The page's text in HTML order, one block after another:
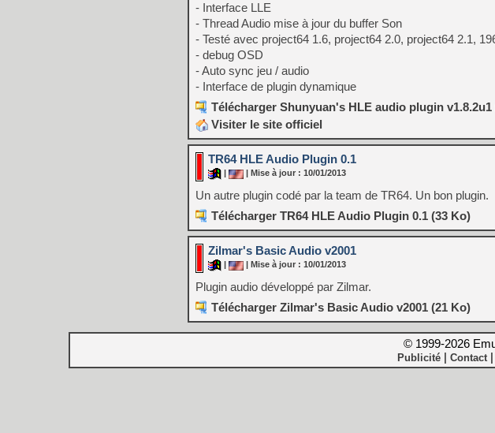
- Interface LLE
- Thread Audio mise à jour du buffer Son
- Testé avec project64 1.6, project64 2.0, project64 2.1,
- debug OSD
- Auto sync jeu / audio
- Interface de plugin dynamique
Télécharger Shunyuan's HLE audio plugin v1.8.2u1
Visiter le site officiel
TR64 HLE Audio Plugin 0.1
| Mise à jour : 10/01/2013
Un autre plugin codé par la team de TR64. Un bon plugin.
Télécharger TR64 HLE Audio Plugin 0.1 (33 Ko)
Zilmar's Basic Audio v2001
| Mise à jour : 10/01/2013
Plugin audio développé par Zilmar.
Télécharger Zilmar's Basic Audio v2001 (21 Ko)
© 1999-2026
Publicité| Contact|